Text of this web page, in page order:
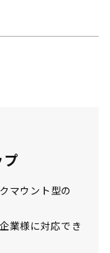
プ
マウント型の
業様に対応でき